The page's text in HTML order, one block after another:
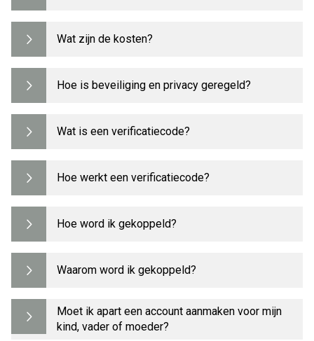
Wat zijn de kosten?
Hoe is beveiliging en privacy geregeld?
Wat is een verificatiecode?
Hoe werkt een verificatiecode?
Hoe word ik gekoppeld?
Waarom word ik gekoppeld?
Moet ik apart een account aanmaken voor mijn
kind, vader of moeder?